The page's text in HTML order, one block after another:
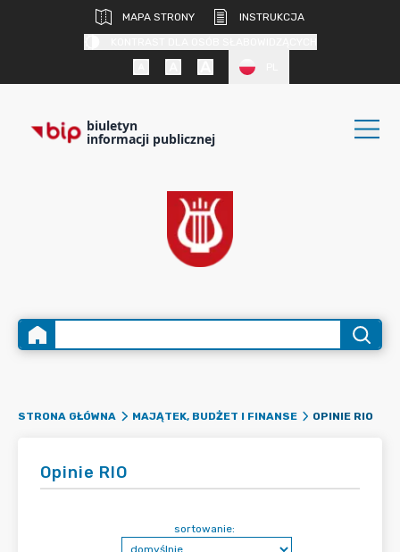
MAPA STRONY
INSTRUKCJA
biuletyn
informacji publicznej
STRONA GŁÓWNA MAJĄTEK, BUDŻET I FINANSE OPINIE RIO
Opinie RIO
sortowanie: